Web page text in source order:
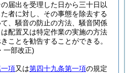
届出を受理した日から三十日以
者に対し、その事態を除去する
、騒音の防止の方法、騒音関係
配置又は特定作業の実施の方法
ことを勧告することができる。
一部改正)
項又は第四十九条第一項の規定